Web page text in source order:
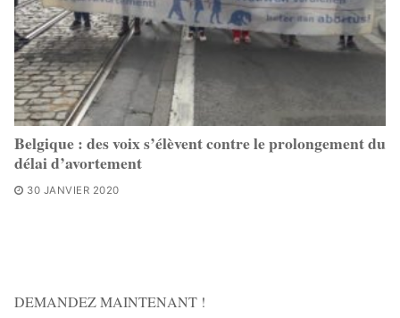
Belgique : des voix s’élèvent contre le prolongement du
délai d’avortement
30 JANVIER 2020
DEMANDEZ MAINTENANT !